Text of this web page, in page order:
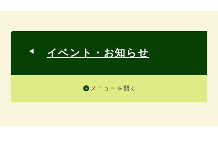
イベント・お知らせ
メニューを開く